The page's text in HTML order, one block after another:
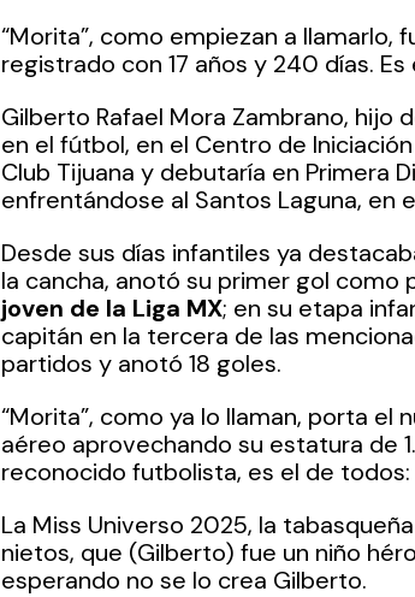
“Morita”, como empiezan a
registrado con 17 años y 240 días.
Gilberto Rafael Mora Zambrano, hijo
en el fútbol, en el Centro de
Club Tijuana y debutaría en Primera
enfrentándose al Santos Laguna, en
Desde sus días infantiles ya
la cancha, anotó su primer gol como
joven de la Liga MX; en su etapa
capitán en la tercera de las
partidos y anotó 18 goles.
“Morita”, como ya lo llaman, porta el
aéreo aprovechando su estatura de
reconocido futbolista, es el de
La Miss Universo 2025, la
nietos, que (Gilberto) fue un niño
esperando no se lo crea Gilberto.